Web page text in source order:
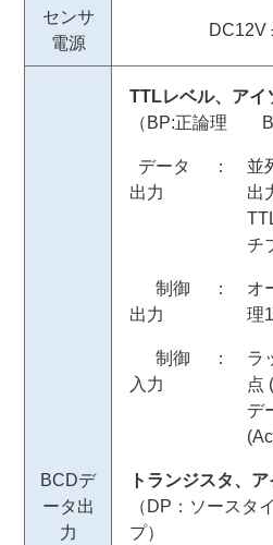
センサ
電源
DC12V
BCDデ
ータ出
力
TTLレベル、アイ
（BP:正論理
データ
出力
：
並
出
チ
制御
出力
：
オ
理
制御
入力
：
ラ
点
デ
トランジスタ、
（DP：ソース
プ）